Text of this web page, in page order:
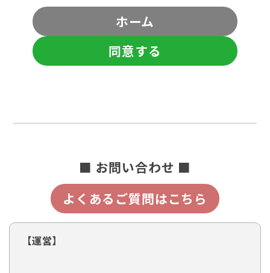
ホーム
同意する
■ お問い合わせ ■
よくあるご質問はこちら
【運営】